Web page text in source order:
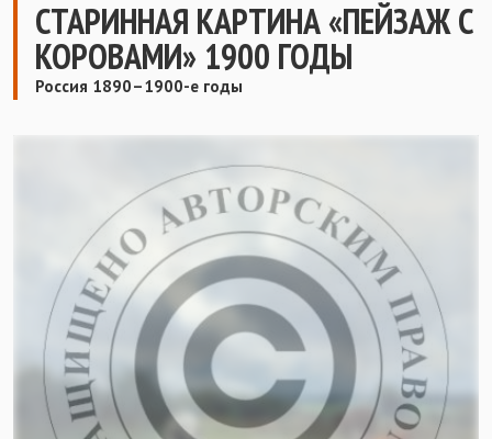
СТАРИННАЯ КАРТИНА «ПЕЙЗАЖ С
КОРОВАМИ» 1900 ГОДЫ
Россия 1890–1900-е годы